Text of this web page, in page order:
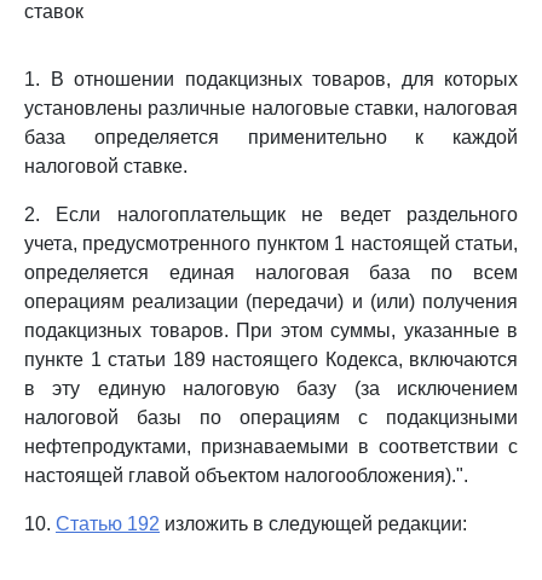
ставок
1. В отношении подакцизных товаров, для которых
установлены различные налоговые ставки, налоговая
база определяется применительно к каждой
налоговой ставке.
2. Если налогоплательщик не ведет раздельного
учета, предусмотренного пунктом 1 настоящей статьи,
определяется единая налоговая база по всем
операциям реализации (передачи) и (или) получения
подакцизных товаров. При этом суммы, указанные в
пункте 1 статьи 189 настоящего Кодекса, включаются
в эту единую налоговую базу (за исключением
налоговой базы по операциям с подакцизными
нефтепродуктами, признаваемыми в соответствии с
настоящей главой объектом налогообложения).".
10. Статью 192 изложить в следующей редакции: